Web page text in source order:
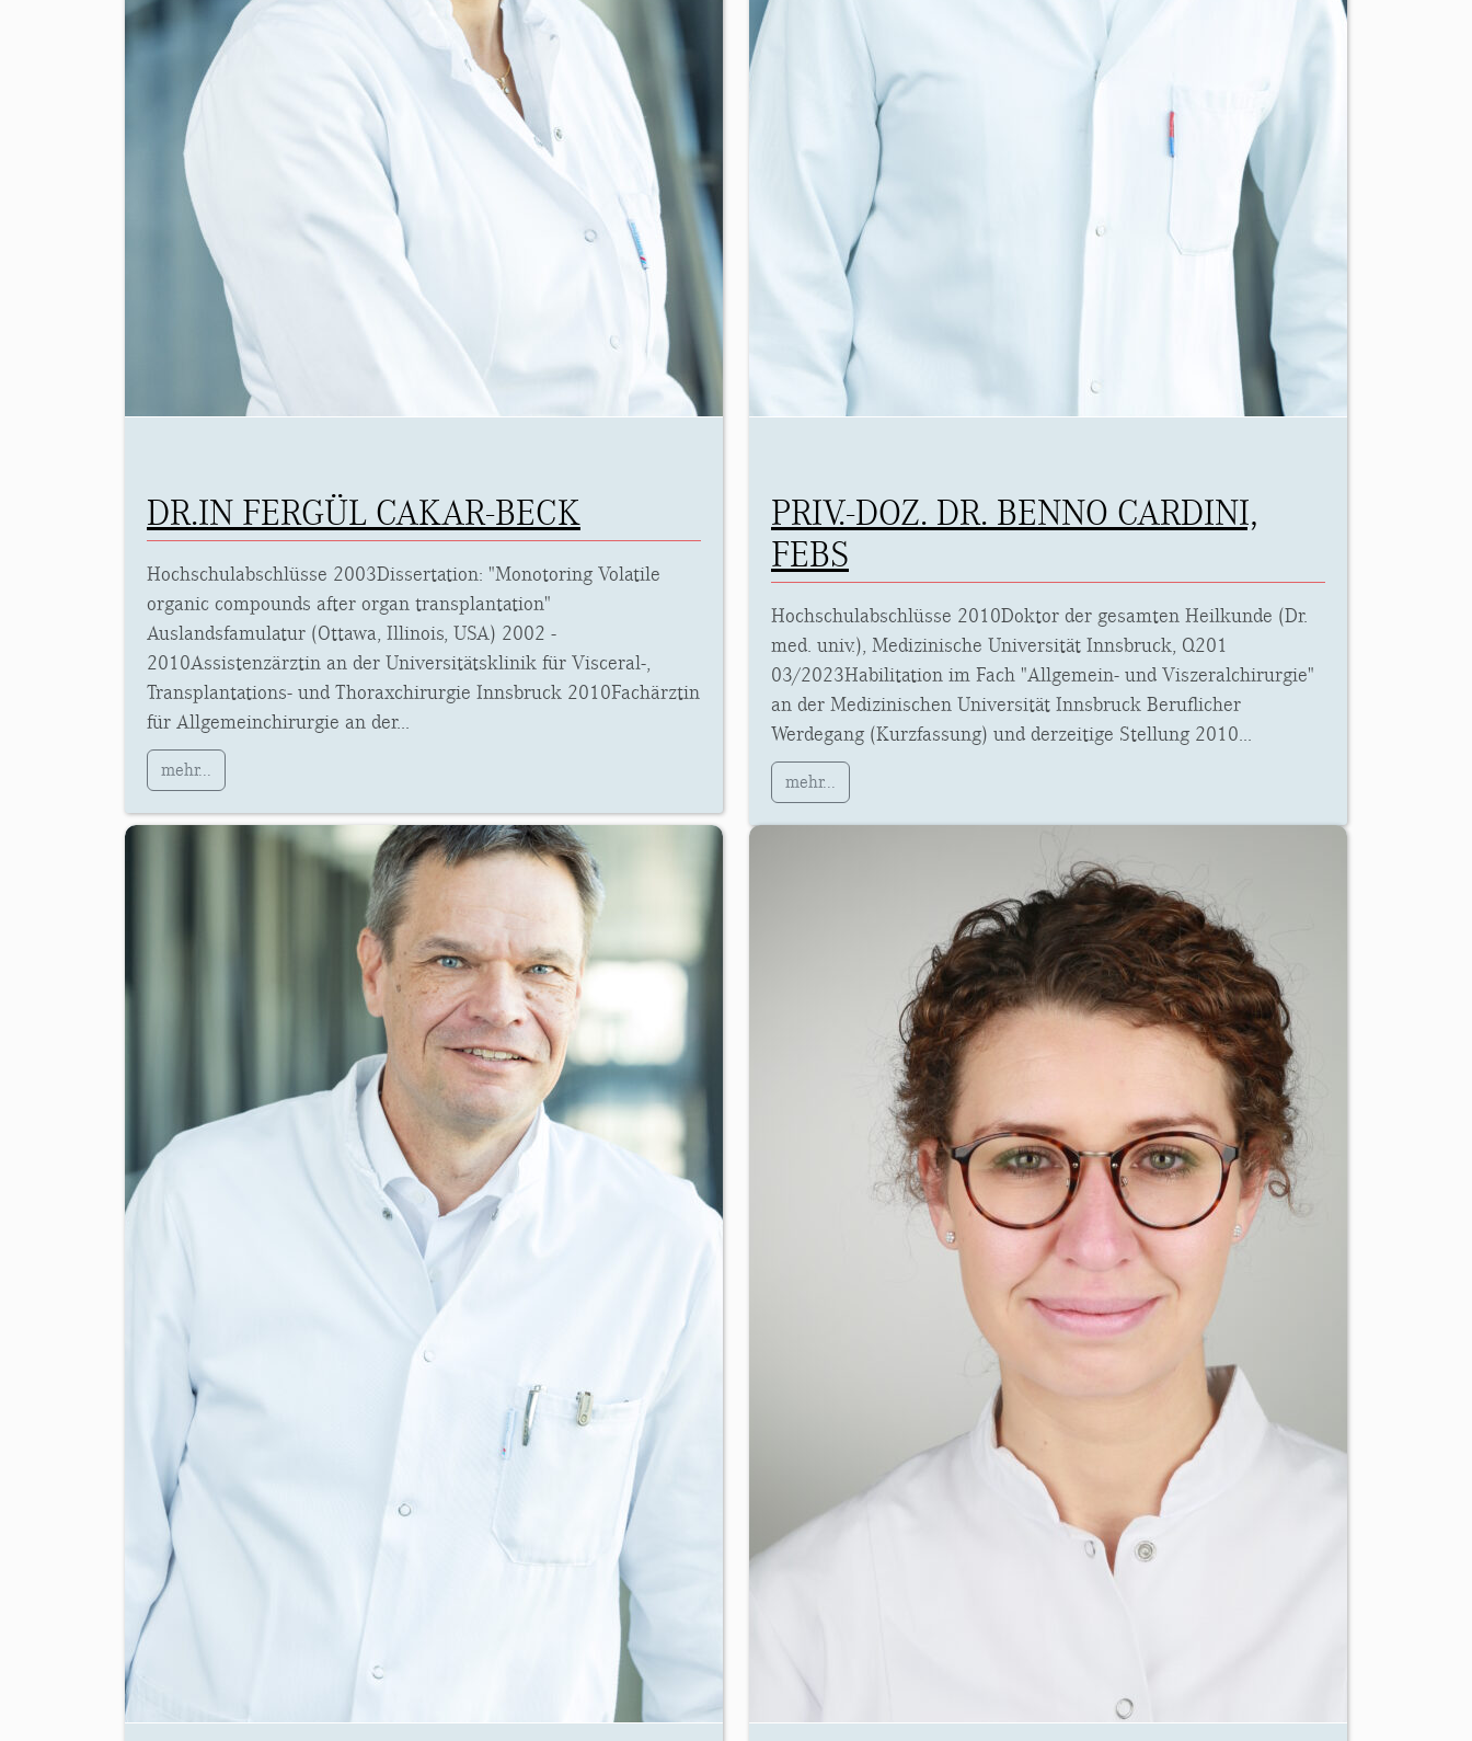
DR.IN FERGÜL CAKAR-BECK
Hochschulabschlüsse 2003Dissertation: "Monotoring Volatile
organic compounds after organ transplantation"
Auslandsfamulatur (Ottawa, Illinois, USA) 2002 -
2010Assistenzärztin an der Universitätsklinik für Visceral-,
Transplantations- und Thoraxchirurgie Innsbruck 2010Fachärztin
für Allgemeinchirurgie an der...
mehr...
PRIV.-DOZ. DR. BENNO CARDINI,
FEBS
Hochschulabschlüsse 2010Doktor der gesamten Heilkunde (Dr.
med. univ.), Medizinische Universität Innsbruck, Q201
03/2023Habilitation im Fach "Allgemein- und Viszeralchirurgie"
an der Medizinischen Universität Innsbruck Beruflicher
Werdegang (Kurzfassung) und derzeitige Stellung 2010...
mehr...